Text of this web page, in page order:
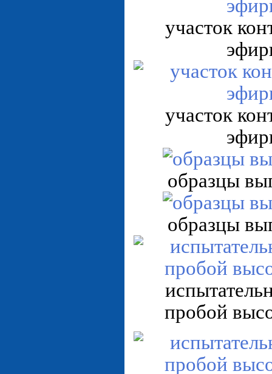
участок
участок
образцы
образцы
пробой